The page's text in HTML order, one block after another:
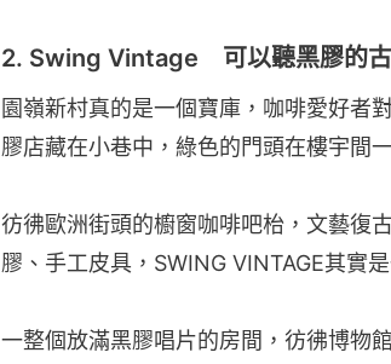
2. Swing Vintage 可以聽黑膠的
園嶺新村真的是一個寶庫，咖啡愛好者
膠店藏在小巷中，綠色的門頭在樓宇間
彷彿歐洲街頭的櫥窗咖啡吧枱，文藝復
膠、手工皮具，SWING VINTAGE其實
一整個放滿黑膠唱片的房間，彷彿博物